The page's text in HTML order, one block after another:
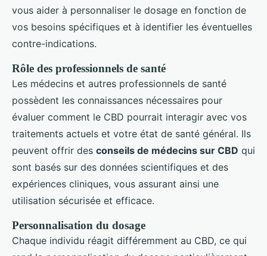
vous aider à personnaliser le dosage en fonction de
vos besoins spécifiques et à identifier les éventuelles
contre-indications.
Rôle des professionnels de santé
Les médecins et autres professionnels de santé
possèdent les connaissances nécessaires pour
évaluer comment le CBD pourrait interagir avec vos
traitements actuels et votre état de santé général. Ils
peuvent offrir des conseils de médecins sur CBD qui
sont basés sur des données scientifiques et des
expériences cliniques, vous assurant ainsi une
utilisation sécurisée et efficace.
Personnalisation du dosage
Chaque individu réagit différemment au CBD, ce qui